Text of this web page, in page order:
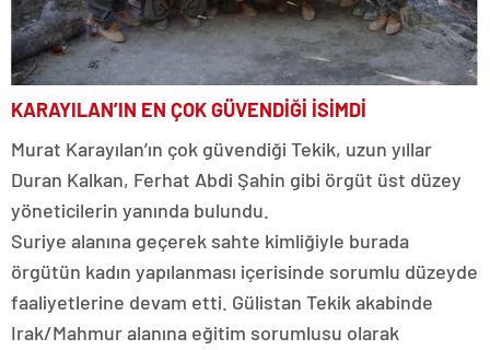
KARAYILAN’IN EN ÇOK GÜVENDİĞİ İSİMDİ
Murat Karayılan’ın çok güvendiği Tekik, uzun yıllar
Duran Kalkan, Ferhat Abdi Şahin gibi örgüt üst düzey
yöneticilerin yanında bulundu.
Suriye alanına geçerek sahte kimliğiyle burada
örgütün kadın yapılanması içerisinde sorumlu düzeyde
faaliyetlerine devam etti. Gülistan Tekik akabinde
Irak/Mahmur alanına eğitim sorumlusu olarak